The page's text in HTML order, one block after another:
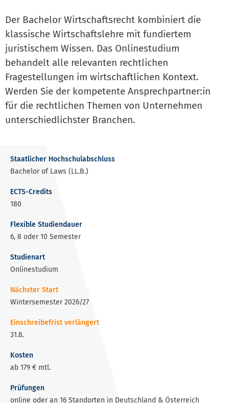
Der Bachelor Wirtschaftsrecht kombiniert die
klassische Wirtschaftslehre mit fundiertem
juristischem Wissen. Das Onlinestudium
behandelt alle relevanten rechtlichen
Fragestellungen im wirtschaftlichen Kontext.
Werden Sie der kompetente Ansprechpartner:in
für die rechtlichen Themen von Unternehmen
unterschiedlich­ster Branchen.
Staatlicher Hochschulabschluss
Bachelor of Laws (LL.B.)
ECTS-Credits
180
Flexible Studiendauer
6, 8 oder 10 Semester
Studienart
Onlinestudium
Nächster Start
Wintersemester 2026/27
Einschreibefrist verlängert
31.8.
Kosten
ab 179 € mtl.
Prüfungen
online oderan 16 Standorten in Deutschland & Österreich